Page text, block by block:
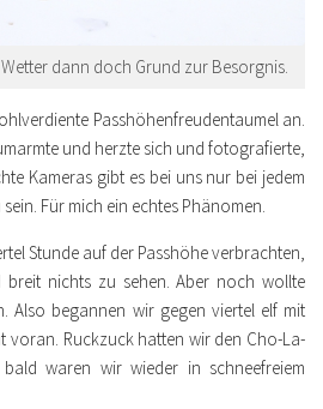
dann doch Grund zur Besorgnis.
Passhöhenfreudentaumel an.
und herzte sich und fotografierte,
Kameras gibt es bei uns nur bei jedem
Für mich ein echtes Phänomen.
Stunde auf der Passhöhe verbrachten,
nichts zu sehen. Aber noch wollte
Also begannen wir gegen viertel elf mit
voran. Ruckzuck hatten wir den Cho-La-
waren wir wieder in schneefreiem